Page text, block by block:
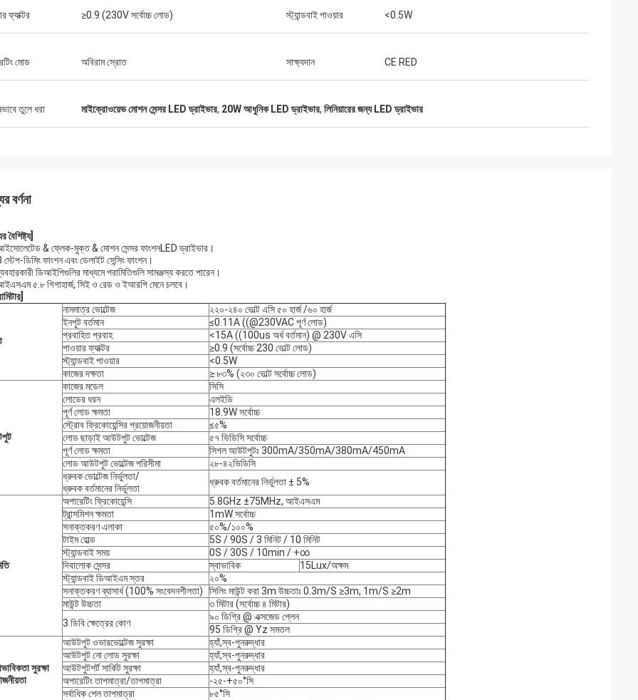
ফ্যাক্টর ≥0.9 (230V সর্বোচ্চ লোড) স্ট্যান্ডবাই পাওয়ার <0.5W
মোড অবিরাম স্রোত সাক্ষ্যদান CE RED
তুলে ধরা মাইক্রোওয়েভ মোশন সেন্সর LED ড্রাইভার, 20W আধুনিক LED ড্রাইভার, লিনিয়ারের জন্য LED ড্রাইভার
বর্ণনা
বৈশিষ্ট্য]
& ফ্লেক-মুক্ত & মোশন সেন্সর ফাংশনLED ড্রাইভার।
স্টেপ-ডিমিং ফাংশন এবং ডেলাইট সেন্সিং ফাংশন।
ডিআইপিগুলির মাধ্যমে পরামিতিগুলি সামঞ্জস্য করতে পারেন।
৫.৮ গিগাহার্জ, সিই ও রেড ও ইআরপি মেনে চলবে।
নামমাত্র ভোল্টেজ
২২০-২৪০ ভোল্ট এসি ৫০ হার্জ /৬০ হার্জ
ইনপুট বর্তমান
≤0.11A ((@230VAC পূর্ণ লোড)
প্রবাহিত প্রবাহ
<15A ((100us অর্ধ বর্তমান) @ 230V এসি
পাওয়ার ফ্যাক্টর
≥0.9 (সর্বোচ্চ 230 ভোল্ট লোড)
স্ট্যান্ডবাই পাওয়ার
<0.5W
কাজের দক্ষতা
≥ ৮৩% (২৩০ ভোল্ট সর্বোচ্চ লোড)
কাজের মডেল
সিসি
লোডের ধরন
এলইডি
পূর্ণ লোড ক্ষমতা
18.9W সর্বোচ্চ
স্ট্রোব ফ্রিকোয়েন্সির প্রয়োজনীয়তা
≤৫%
লোড ছাড়াই আউটপুট ভোল্টেজ
৫৭ ভিডিসি সর্বোচ্চ
পূর্ণ লোড ক্ষমতা
সিগল আউটপুটঃ 300mA/350mA/380mA/450mA
লোড আউটপুট ভোল্টেজ পরিসীমা
২৮-৪২ভিডিসি
ধ্রুবক ভোল্টেজ নির্ভুলতা/
ধ্রুবক বর্তমানের নির্ভুলতা
ধ্রুবক বর্তমানের নির্ভুলতা ± 5%
অপারেটিং ফ্রিকোয়েন্সি
5.8GHz ±75MHz, আইএসএম
ট্রান্সমিশন ক্ষমতা
1mW সর্বোচ্চ
সনাক্তকরণ এলাকা
৫০%/১০০%
টাইম হোল্ড
5S / 90S / 3 মিনিট / 10 মিনিট
স্ট্যান্ডবাই সময়
0S / 30S / 10min / +∞
দিবালোক সেন্সর
স্বাভাবিক
15Lux/অক্ষম
স্ট্যান্ডবাই ডিআইএম স্তর
২০%
সনাক্তকরণ ব্যাসার্ধ (100% সংবেদনশীলতা)
সিলিং মাউন্ট করা 3m উচ্চতাঃ 0.3m/S ≥3m, 1m/S ≥2m
মাউন্ট উচ্চতা
৩ মিটার (সর্বোচ্চ ৪ মিটার)
3 ডিবি ক্ষেত্রের কোণ
৯০ ডিগ্রি @ এক্সজেড প্লেন
95 ডিগ্রি @ Yz সমতল
সুরক্ষা
আউটপুট ওভারভোল্টেজ সুরক্ষা হ্যাঁ,স্ব-পুনরুদ্ধার
আউটপুট নো লোড সুরক্ষা
হ্যাঁ,স্ব-পুনরুদ্ধার
আউটপুটশর্ট সার্কিটসুরক্ষা হ্যাঁ,স্ব-পুনরুদ্ধার
অপারেটিং তাপমাত্রা/তাপমাত্রা
-২৫-+৫০°সি
সর্বাধিক শেল তাপমাত্রা
৮৫°সি